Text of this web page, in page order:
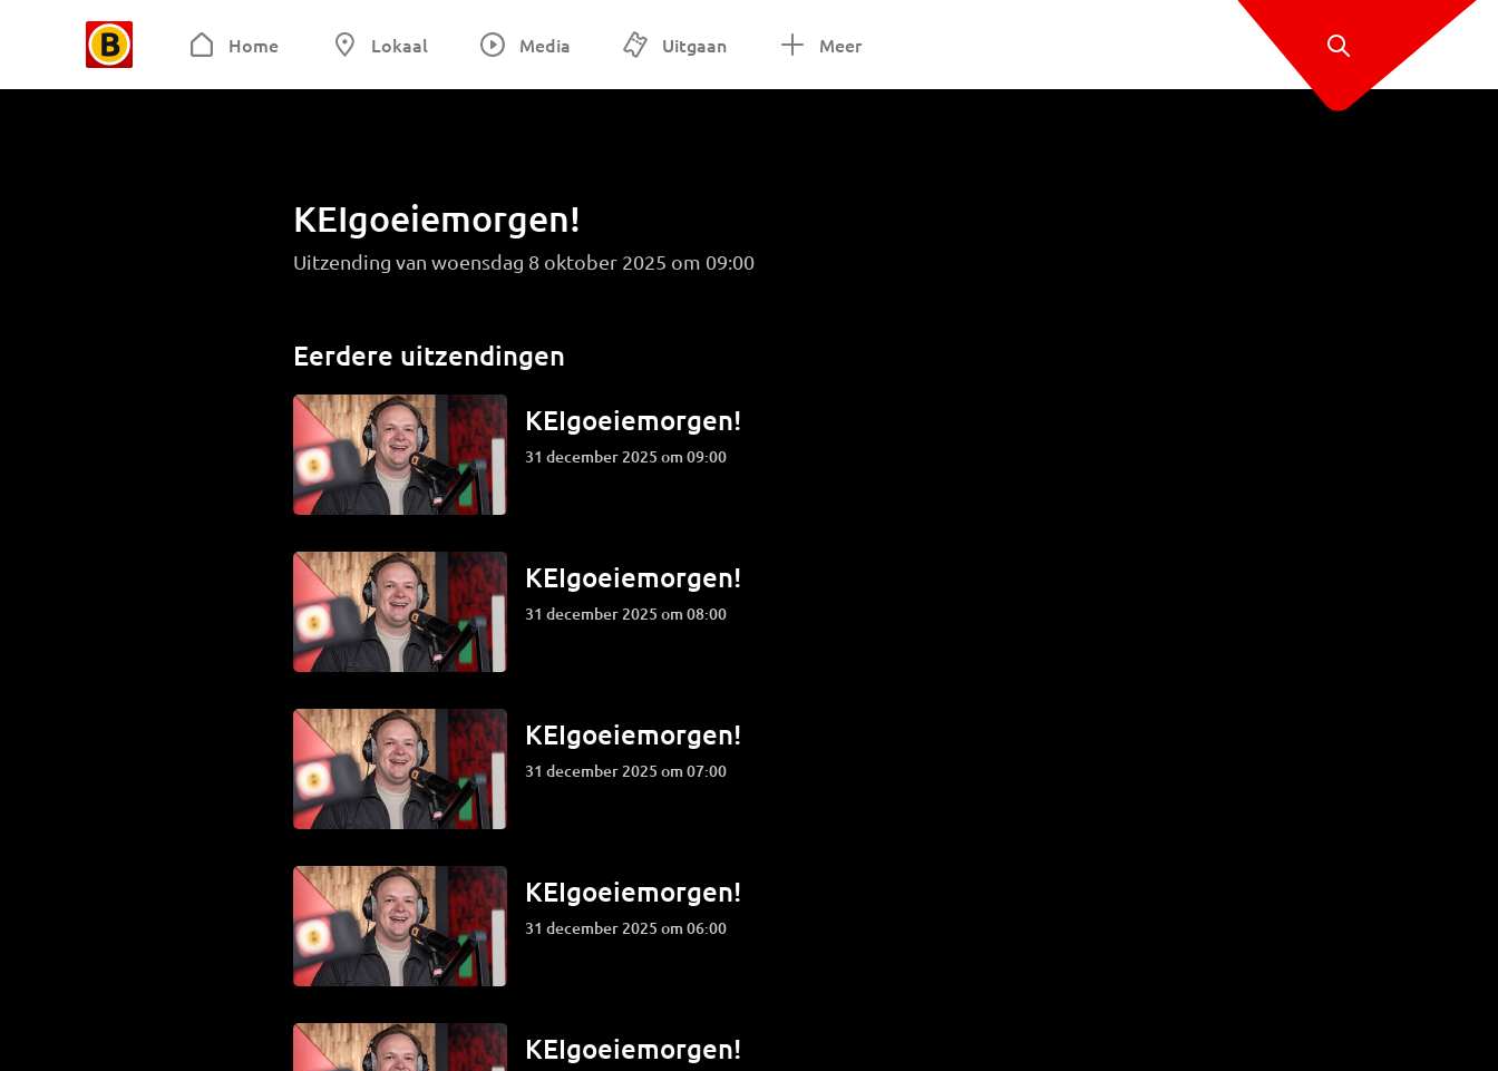
Home Lokaal Media Uitgaan Meer
KEIgoeiemorgen!
Uitzending van woensdag 8 oktober 2025 om 09:00
Eerdere uitzendingen
KEIgoeiemorgen!
31 december 2025 om 09:00
KEIgoeiemorgen!
31 december 2025 om 08:00
KEIgoeiemorgen!
31 december 2025 om 07:00
KEIgoeiemorgen!
31 december 2025 om 06:00
KEIgoeiemorgen!